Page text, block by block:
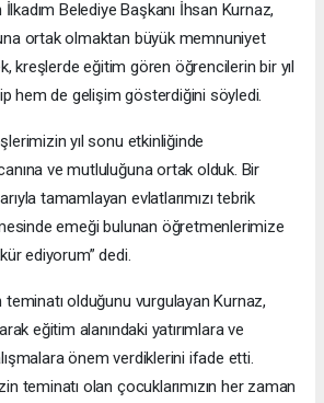
Belediye Başkanı İhsan Kurnaz,
ortak olmaktan büyük memnuniyet
kreşlerde eğitim gören öğrencilerin bir yıl
hem de gelişim gösterdiğini söyledi.
yıl sonu etkinliğinde
ve mutluluğuna ortak olduk. Bir
tamamlayan evlatlarımızı tebrik
emeği bulunan öğretmenlerimize
ediyorum” dedi.
teminatı olduğunu vurgulayan Kurnaz,
eğitim alanındaki yatırımlara ve
önem verdiklerini ifade etti.
teminatı olan çocuklarımızın her zaman